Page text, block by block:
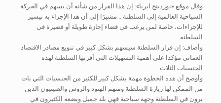
وقال موقع «بوردينج ايريا»: إن هذا القرار من شأنه أن يسهم في الحركة
السياحية العالمية إلى السلطنة .. مشيرًا إلى أن هذا الإجراء به تيسير
للإجراءات، خاصة لمن يرغب في قضاء إجازة طويلة أو قصيرة في
السلطنة.
وأضاف: إن قرار السلطنة سيسهم بشكل كبير في تنويع مصادر الاقتصاد
العماني مؤكدا على أهمية التسهيلات التي أقرتها السلطنة لهذه
الجنسيات الثلاث.
وأوضح أن هذه الخطوة مهمة بشكل كبير للكثير من الجنسيات التي بات
من الممكن لها زيارة السلطنة ومنهم الهنود والروس والصينيون الذين
يرون في السلطنة وجهة سياحية فهي بلد جميل ويضعه الكثيرون في